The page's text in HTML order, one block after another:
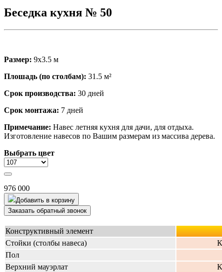
Беседка кухня № 50
Размер: 9х3.5 м
Плошадь (по столбам): 31.5 м²
Срок производства: 30 дней
Срок монтажа: 7 дней
Примечание: Навес летняя кухня для дачи, для отдыха.
Изготовление навесов по Вашим размерам из массива дерева.
Выбрать цвет
976 000
Добавить в корзину
Заказать обратный звонок
Конструктивный элемент
Стойки (столбы навеса)
Пол
Верхний мауэрлат